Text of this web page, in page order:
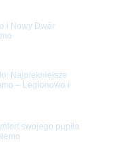
i Nowy Dwór
Najpiękniejsze
– Legionowo i
swojego pupila